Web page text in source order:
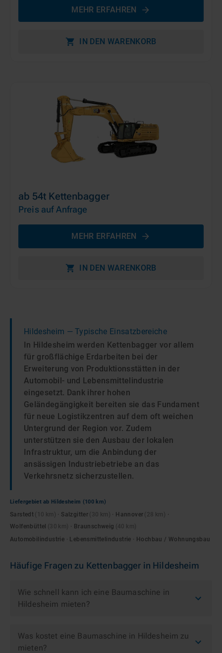
MEHR ERFAHREN
IN DEN WARENKORB
ab 54t Kettenbagger
Preis auf Anfrage
MEHR ERFAHREN
IN DEN WARENKORB
Hildesheim — Typische Einsatzbereiche
In Hildesheim werden Kettenbagger vor allem
für großflächige Erdarbeiten bei der
Erweiterung von Produktionsstätten in der
Automobil- und Lebensmittelindustrie
eingesetzt. Dank ihrer hohen
Geländegängigkeit bereiten sie das Fundament
für neue Logistikzentren auf dem oft weichen
Untergrund der Region vor. Zudem
unterstützen sie den Ausbau der lokalen
Infrastruktur, um die Anbindung der
ansässigen Industriebetriebe an das
Verkehrsnetz sicherzustellen.
Liefergebiet ab Hildesheim (100 km)
Sarstedt · Salzgitter · Hannover
·
Wolfenbüttel
· Braunschweig
Automobilindustrie · Lebensmittelindustrie · Hochbau / Wohnungsbau
Häufige Fragen zu Kettenbagger in Hildesheim
Wie schnell kann ich eine Baumaschine in
Hildesheim mieten?
Was kostet eine Baumaschine in Hildesheim zu
mieten?